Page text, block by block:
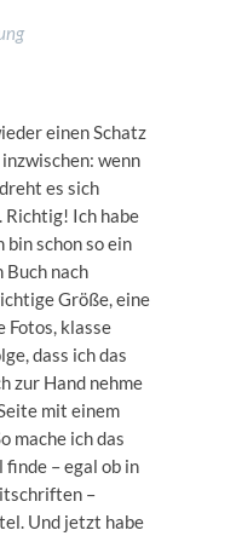
einen Schatz
wenn
es sich
Richtig! Ich habe
bin schon so ein
Buch nach
Größe, eine
Fotos, klasse
dass ich das
zur Hand nehme
mit einem
mache ich das
– egal ob in
–
Und jetzt habe